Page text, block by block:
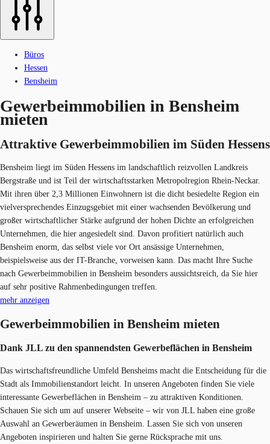
Büros
Hessen
Bensheim
Gewerbeimmobilien in Bensheim
mieten
Attraktive Gewerbeimmobilien im Süden Hessens
Bensheim liegt im Süden Hessens im landschaftlich reizvollen Landkreis
Bergstraße und ist Teil der wirtschaftsstarken Metropolregion Rhein-Neckar.
Mit ihren über 2,3 Millionen Einwohnern ist die dicht besiedelte Region ein
vielversprechendes Einzugsgebiet mit einer wachsenden Bevölkerung und
großer wirtschaftlicher Stärke aufgrund der hohen Dichte an erfolgreichen
Unternehmen, die hier angesiedelt sind. Davon profitiert natürlich auch
Bensheim enorm, das selbst viele vor Ort ansässige Unternehmen,
beispielsweise aus der IT-Branche, vorweisen kann. Das macht Ihre Suche
nach Gewerbeimmobilien in Bensheim besonders aussichtsreich, da Sie hier
auf sehr positive Rahmenbedingungen treffen.
mehr anzeigen
Gewerbeimmobilien in Bensheim mieten
Dank JLL zu den spannendsten Gewerbeflächen in Bensheim
Das wirtschaftsfreundliche Umfeld Bensheims macht die Entscheidung für die
Stadt als Immobilienstandort leicht. In unseren Angeboten finden Sie viele
interessante Gewerbeflächen in Bensheim – zu attraktiven Konditionen.
Schauen Sie sich um auf unserer Webseite – wir von JLL haben eine große
Auswahl an Gewerberäumen in Bensheim. Lassen Sie sich von unseren
Angeboten inspirieren und halten Sie gerne Rücksprache mit uns.